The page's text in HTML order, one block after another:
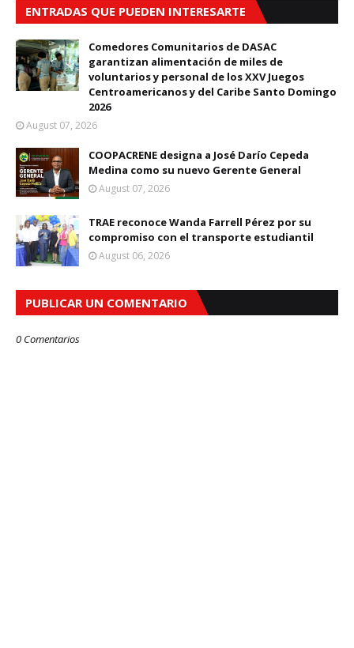
ENTRADAS QUE PUEDEN INTERESARTE
Comedores Comunitarios de DASAC
garantizan alimentación de miles de
voluntarios y personal de los XXV Juegos
Centroamericanos y del Caribe Santo Domingo
2026
August 07, 2026
COOPACRENE designa a José Darío Cepeda
Medina como su nuevo Gerente General
August 07, 2026
TRAE reconoce Wanda Farrell Pérez por su
compromiso con el transporte estudiantil
August 06, 2026
PUBLICAR UN COMENTARIO
0 Comentarios